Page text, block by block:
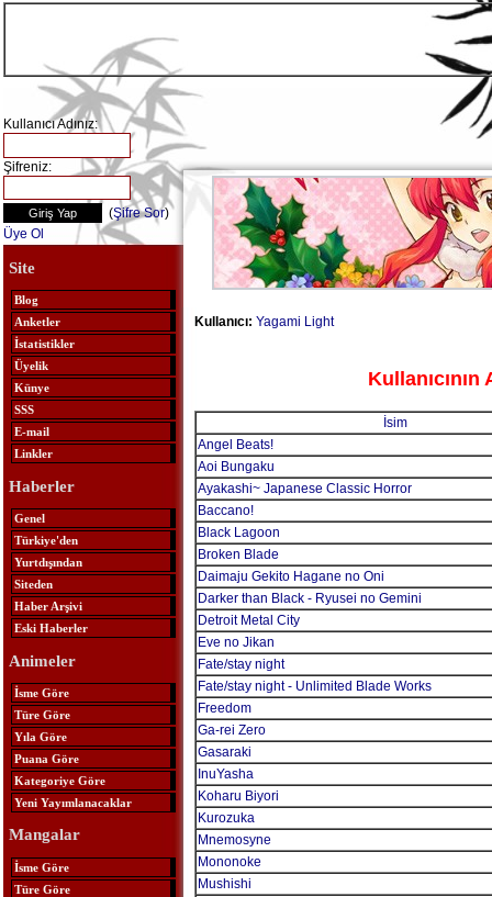
Kullanıcı Adınız:
Şifreniz:
(Şifre Sor)
Üye Ol
Site
Blog
Anketler
İstatistikler
Üyelik
Künye
SSS
E-mail
Linkler
Haberler
Genel
Türkiye'den
Yurtdışından
Siteden
Haber Arşivi
Eski Haberler
Animeler
İsme Göre
Türe Göre
Yıla Göre
Puana Göre
Kategoriye Göre
Yeni Yayımlanacaklar
Mangalar
İsme Göre
Türe Göre
Kullanıcı: Yagami Light
İsim
Angel Beats!
Aoi Bungaku
Ayakashi~ Japanese Classic Horror
Baccano!
Black Lagoon
Broken Blade
Daimaju Gekito Hagane no Oni
Darker than Black - Ryusei no Gemini
Detroit Metal City
Eve no Jikan
Fate/stay night
Fate/stay night - Unlimited Blade Works
Freedom
Ga-rei Zero
Gasaraki
InuYasha
Koharu Biyori
Kurozuka
Mnemosyne
Mononoke
Mushishi